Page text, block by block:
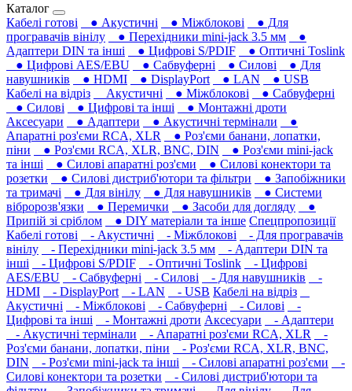
Каталог
Кабелі готові
● Акустичні ● Міжблокові
● Для
програвачів вінілу
● Перехідники mini-jack 3.5 мм
●
Адаптери DIN та інші
● Цифрові S/PDIF
● Оптичні Toslink
● Цифрові AES/EBU
● Сабвуферні ● Силові
● Для
навушників‎
● HDMI ● DisplayPort ● LAN
● USB
Кабелі на відріз
Акустичні ● Міжблокові
● Сабвуферні
● Силові
● Цифрові та інші
● Монтажні дроти
Аксесуари
● Адаптери ● Акустичні термінали
●
Апаратні роз'єми RCA, XLR
● Роз'єми банани, лопатки,
піни
● Роз'єми RCA, XLR, BNC, DIN
● Роз'єми mini-jack
та інші
● Силові апаратні роз'єми
● Силові конектори та
розетки
● Силові дистриб'ютори та фільтри
● Запобіжники
та тримачі
● Для вінілу ● Для навушників‎
● Системи
вібророзв'язки
● Перемички ● Засоби для догляду
●
Припій зі сріблом
● DIY матеріали та інше Спецпропозиції
Кабелі готові
- Акустичні - Міжблокові
- Для програвачів
вінілу
- Перехідники mini-jack 3.5 мм
- Адаптери DIN та
інші
- Цифрові S/PDIF - Оптичні Toslink
- Цифрові
AES/EBU
- Сабвуферні - Силові - Для навушників‎
-
HDMI
- DisplayPort - LAN - USB Кабелі на відріз
Акустичні
- Міжблокові - Сабвуферні - Силові
-
Цифрові та інші
- Монтажні дроти Аксесуари
- Адаптери
- Акустичні термінали
- Апаратні роз'єми RCA, XLR
-
Роз'єми банани, лопатки, піни
- Роз'єми RCA, XLR, BNC,
DIN
- Роз'єми mini-jack та інші - Силові апаратні роз'єми
-
Силові конектори та розетки
- Силові дистриб'ютори та